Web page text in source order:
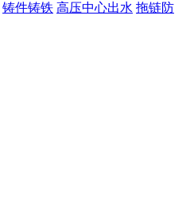
铸件铸铁 高压中心出水 拖链防